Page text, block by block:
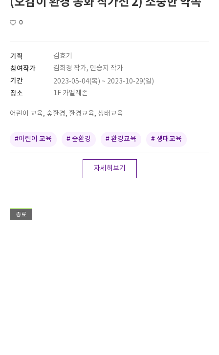
0
기획 김효기
참여작가 김희경 작가, 민승지 작가
기간 2023-05-04(목) ~ 2023-10-29(일)
장소 1F 카멜레존
어린이 교육, 숲환경, 환경교육, 생태교육
#어린이 교육 # 숲환경 # 환경교육 # 생태교육
자세히보기
종료